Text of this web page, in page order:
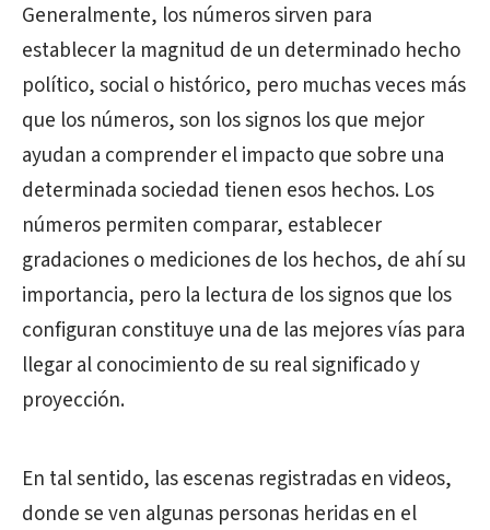
Generalmente, los números sirven para
establecer la magnitud de un determinado hecho
político, social o histórico, pero muchas veces más
que los números, son los signos los que mejor
ayudan a comprender el impacto que sobre una
determinada sociedad tienen esos hechos. Los
números permiten comparar, establecer
gradaciones o mediciones de los hechos, de ahí su
importancia, pero la lectura de los signos que los
configuran constituye una de las mejores vías para
llegar al conocimiento de su real significado y
proyección.
En tal sentido, las escenas registradas en videos,
donde se ven algunas personas heridas en el